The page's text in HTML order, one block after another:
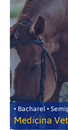
• Bacharel •
Medicina